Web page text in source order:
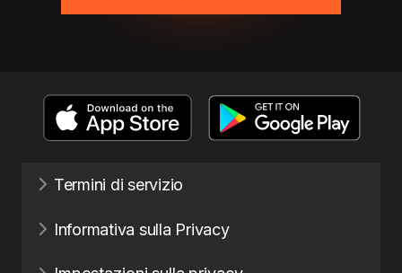
Termini di servizio
Informativa sulla Privacy